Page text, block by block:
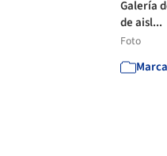
Galería
de aisl...
Foto